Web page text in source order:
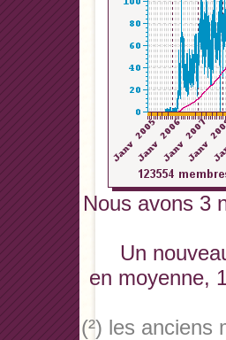
Nous avons 3
Un
en moyenne,
(²) les anciens